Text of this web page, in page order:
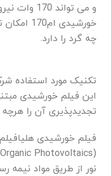
و می تواند
چه گرد را دارد.
تکنیک مورد استفاده
این فیلم خورشیدی
تجدیدپذیری آن را
فیلم خورشیدی
نور از طریق مواد نیمه